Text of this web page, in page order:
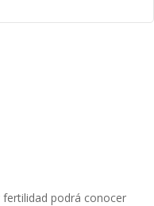
podrá conocer